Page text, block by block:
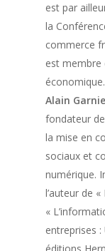
est par
la
commerce
est membre
économique.
Alain
fondateur
la mise en
sociaux et
numérique.
l’auteur de
«
entreprises